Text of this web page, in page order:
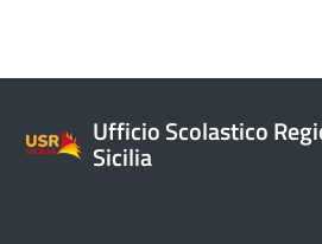
Ufficio Scolastico
Sicilia